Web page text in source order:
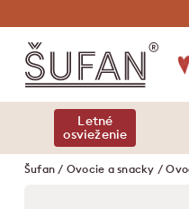
Letné
osvieženie
Šufan / Ovocie a snacky /